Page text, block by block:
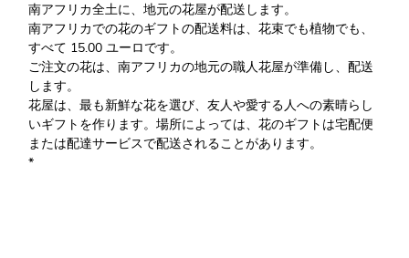
南アフリカ全土に、地元の花屋が配送します。
南アフリカでの花のギフトの配送料は、花束でも植物でも、
すべて 15.00 ユーロです。
ご注文の花は、南アフリカの地元の職人花屋が準備し、配送
します。
花屋は、最も新鮮な花を選び、友人や愛する人への素晴らし
いギフトを作ります。場所によっては、花のギフトは宅配便
または配達サービスで配送されることがあります。
*